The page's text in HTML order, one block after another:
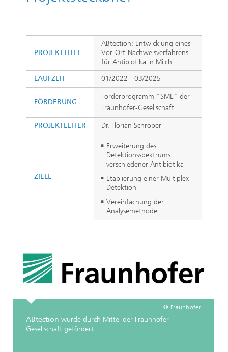
PROJEKTTITEL
ABtection: Entwicklung eines
Vor-Ort-Nachweisverfahrens
für Antibiotika in Milch
LAUFZEIT
01/2022 - 03/2025
FÖRDERUNG
Förderprogramm "SME" der
Fraunhofer-Gesellschaft
PROJEKTLEITER Dr. Florian Schröper
ZIELE
Erweiterung des
Detektionsspektrums
verschiedener Antibiotika
Etablierung einer Multiplex-
Detektion
Vereinfachung der
Analysemethode
© Fraunhofer
ABtection wurde durch Mittel der Fraunhofer-
Gesellschaft gefördert.